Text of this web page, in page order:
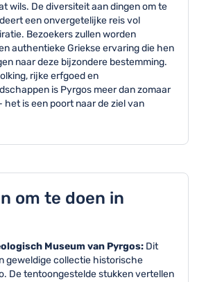
wils. De diversiteit aan dingen om te
een onvergetelijke reis vol
Bezoekers zullen worden
authentieke Griekse ervaring die hen
naar deze bijzondere bestemming.
rijke erfgoed en
is Pyrgos meer dan zomaar
is een poort naar de ziel van
om te doen in
Museum van Pyrgos: Dit
geweldige collectie historische
De tentoongestelde stukken vertellen